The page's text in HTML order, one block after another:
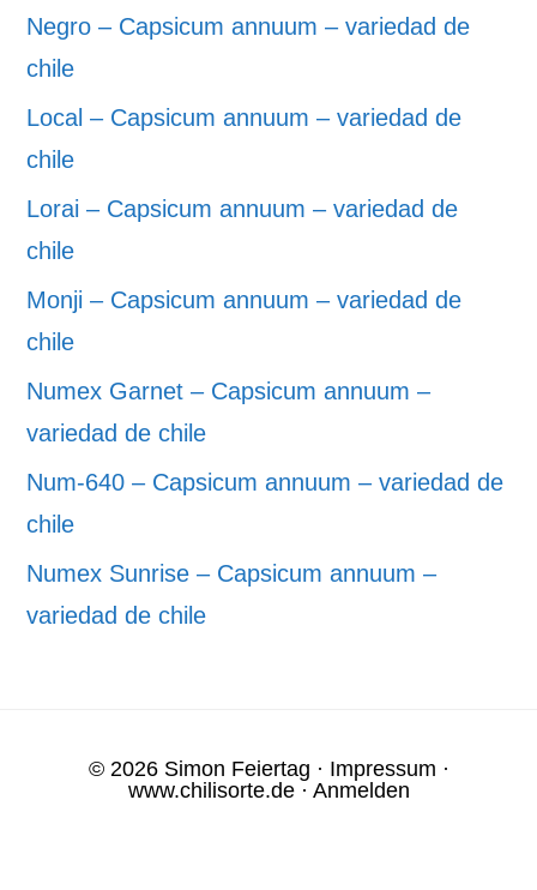
Negro – Capsicum annuum – variedad de
chile
Local – Capsicum annuum – variedad de
chile
Lorai – Capsicum annuum – variedad de
chile
Monji – Capsicum annuum – variedad de
chile
Numex Garnet – Capsicum annuum –
variedad de chile
Num-640 – Capsicum annuum – variedad de
chile
Numex Sunrise – Capsicum annuum –
variedad de chile
© 2026 Simon Feiertag · Impressum ·
www.chilisorte.de· Anmelden